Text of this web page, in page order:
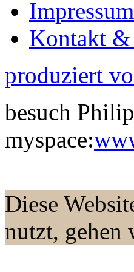
Impressum
Kontakt
produziert
besuch
myspace:
Diese
nutzt, gehen